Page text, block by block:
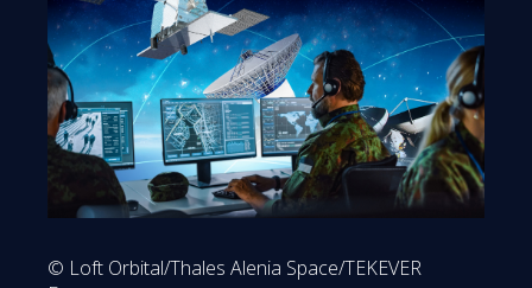
© Loft Orbital/Thales Alenia Space/TEKEVER